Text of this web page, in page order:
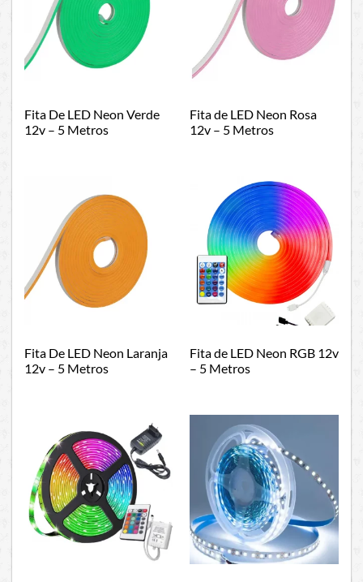
Fita De LED Neon Verde
12v – 5 Metros
Fita de LED Neon Rosa
12v – 5 Metros
Fita De LED Neon Laranja
12v – 5 Metros
Fita de LED Neon RGB 12v
– 5 Metros